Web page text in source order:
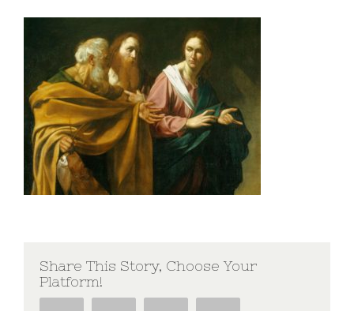
Share This Story, Choose Your
Platform!